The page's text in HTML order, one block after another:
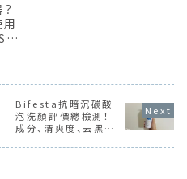
Bifesta抗暗沉碳酸
泡洗顏評價總檢測！
成分、清爽度、去黑頭